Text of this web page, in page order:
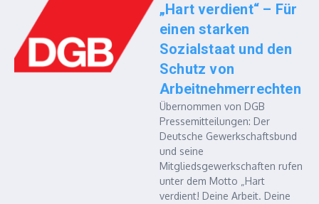
„Hart verdient“ – Für
einen starken
Sozialstaat und den
Schutz von
Arbeitnehmerrechten
Übernommen von DGB
Pressemitteilungen: Der
Deutsche Gewerkschaftsbund
und seine
Mitgliedsgewerkschaften rufen
unter dem Motto „Hart
verdient! Deine Arbeit. Deine